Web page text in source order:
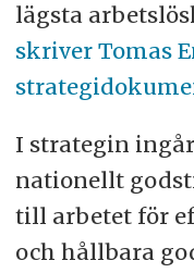
lägsta
skriver Tomas
I strategin
nationellt
till arbetet för
och hållbara